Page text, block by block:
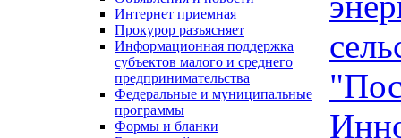
Интернет приемная
Прокурор разъясняет
Информационная поддержка
субъектов малого и среднего
предпринимательства
Федеральные и муниципальные
программы
Формы и бланки